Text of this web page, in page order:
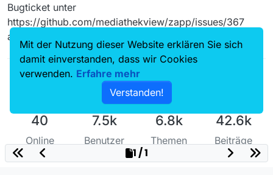
Bugticket unter
https://github.com/mediathekview/zapp/issues/367
angelegt.
40
Online
7.5k
Benutzer
6.8k
Themen
42.6k
Beiträge
1 / 1
Mit der Nutzung dieser Website erklären Sie sich
damit einverstanden, dass wir Cookies
verwenden. Erfahre mehr
Verstanden!